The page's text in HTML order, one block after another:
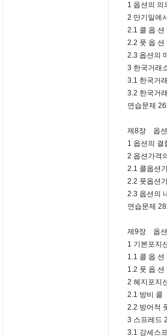
1 옵션의 의
2 만기일에
2.1 콜 옵
2.2 풋 옵
2.3 옵션
3 한국거래
3.1 한국거
3.2 한국거
연습문제
제8장 옵션
1 옵션의 결
2 옵션가격
2.1 콜옵션
2.2 풋옵션
2.3 옵션의
연습문제
제9장 옵
1 기본포지
1.1 콜 옵
1.2 풋 옵
2 헤지포지
2.1 방비
2.2 방어
3 스프레드
3.1 강세